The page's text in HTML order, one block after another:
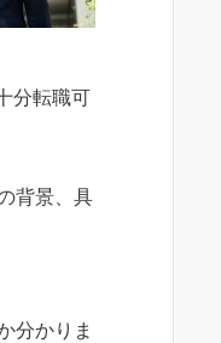
分転職可
背景、具
分かりま